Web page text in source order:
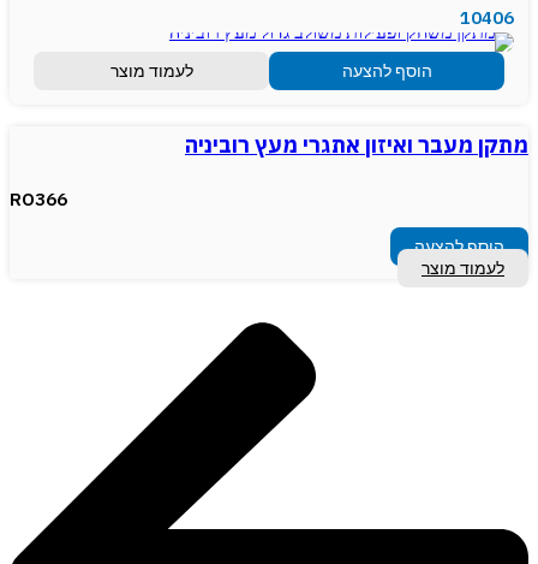
10406
הוסף להצעה לעמוד מוצר
מתקן מעבר ואיזון אתגרי מעץ רוביניה
RO366
הוסף להצעה
לעמוד מוצר